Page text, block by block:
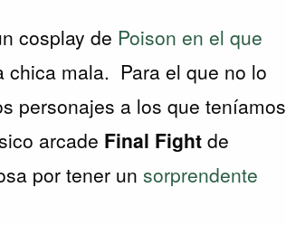
cosplay de Poison en el que
chica mala. Para el que no lo
personajes a los que teníamos
arcade Final Fight de
por tener unsorprendente